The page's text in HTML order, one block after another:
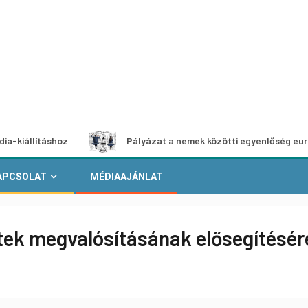
Pályázat a nemek közötti egyenlőség európai
MÉDIAAJÁNLAT
megvalósításának